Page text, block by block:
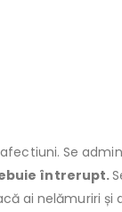
Se
întrerupt.
ai nelămuriri și